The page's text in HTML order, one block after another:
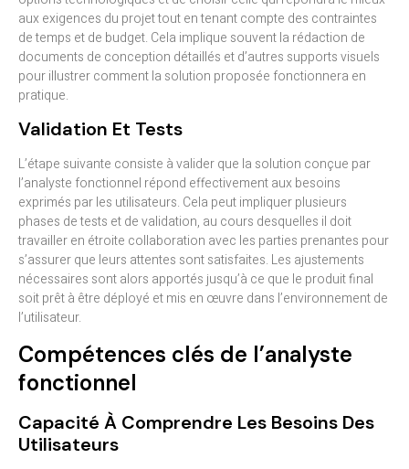
aux exigences du projet tout en tenant compte des contraintes
de temps et de budget. Cela implique souvent la rédaction de
documents de conception détaillés et d’autres supports visuels
pour illustrer comment la solution proposée fonctionnera en
pratique.
Validation Et Tests
L’étape suivante consiste à valider que la solution conçue par
l’analyste fonctionnel répond effectivement aux besoins
exprimés par les utilisateurs. Cela peut impliquer plusieurs
phases de tests et de validation, au cours desquelles il doit
travailler en étroite collaboration avec les parties prenantes pour
s’assurer que leurs attentes sont satisfaites. Les ajustements
nécessaires sont alors apportés jusqu’à ce que le produit final
soit prêt à être déployé et mis en œuvre dans l’environnement de
l’utilisateur.
Compétences clés de l’analyste
fonctionnel
Capacité À Comprendre Les Besoins Des
Utilisateurs